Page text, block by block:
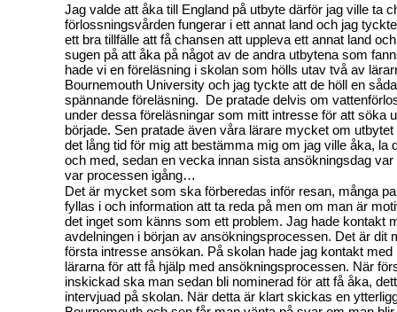
Jag valde att åka till England på utbyte därför jag ville ta
förlossningsvården fungerar i ett annat land och jag
ett bra tillfälle att få chansen att uppleva ett annat land
sugen på att åka på något av de andra utbytena som
hade vi en föreläsning i skolan som hölls utav två av
Bournemouth University och jag tyckte att de höll en
spännande föreläsning. De pratade delvis om
under dessa föreläsningar som mitt intresse för att söka
började. Sen pratade även våra lärare mycket om
det lång tid för mig att bestämma mig om jag ville åka, la
och med, sedan en vecka innan sista ansökningsdag
var processen igång…
Det är mycket som ska förberedas inför resan, många
fyllas i och information att ta reda på men om man är
det inget som känns som ett problem. Jag hade kontakt
avdelningen i början av ansökningsprocessen. Det är dit
första intresse ansökan. På skolan hade jag kontakt med
lärarna för att få hjälp med ansökningsprocessen. När
inskickad ska man sedan bli nominerad för att få åka,
intervjuad på skolan. När detta är klart skickas en